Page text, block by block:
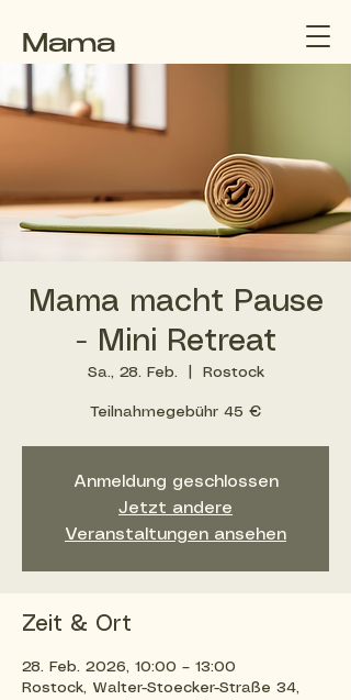
Mama
macht
Pause
Mama macht Pause
- Mini Retreat
Sa., 28. Feb. Rostock
Teilnahmegebühr 45 €
Anmeldung geschlossen
Jetzt andere
Veranstaltungen ansehen
Zeit & Ort
28. Feb. 2026, 10:00 – 13:00
Rostock, Walter-Stoecker-Straße 34,